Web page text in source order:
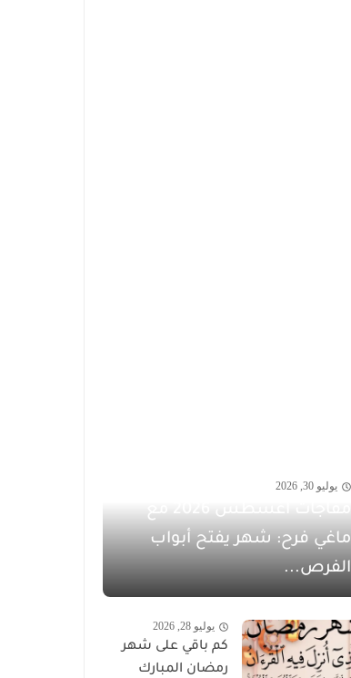
يوليو 30, 2026
مفاجآت أغسطس 2026 مع
ماغي فرح: شهر يفتح أبواب
الفرص...
يوليو 28, 2026
كم باقي على شهر
رمضان المبارك